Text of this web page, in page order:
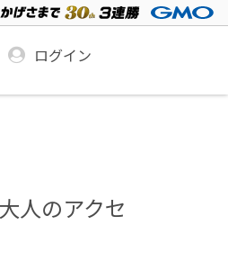
ログイン
人のアクセ